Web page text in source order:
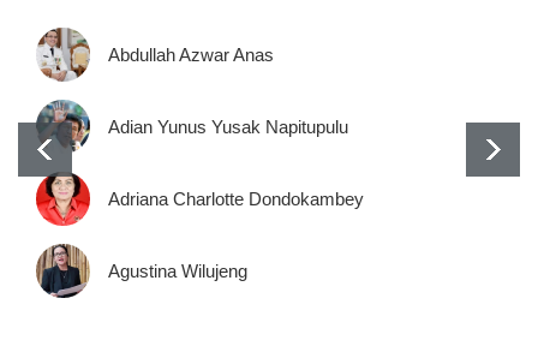
Abdullah Azwar Anas
Adian Yunus Yusak Napitupulu
Adriana Charlotte Dondokambey
Agustina Wilujeng